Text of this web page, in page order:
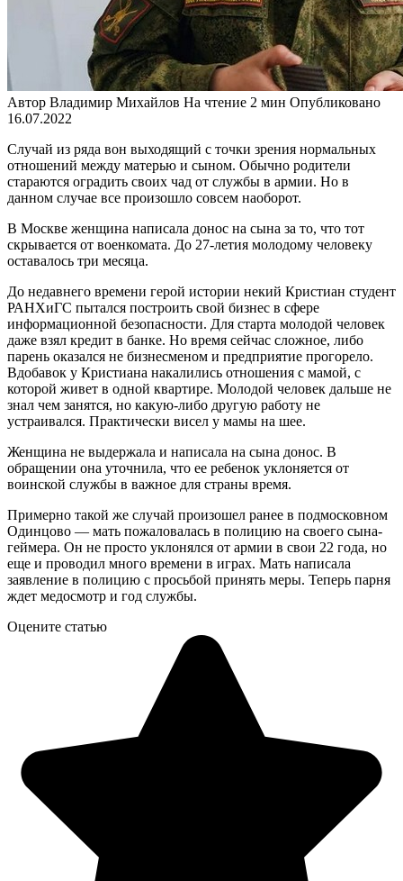
Автор Владимир Михайлов На чтение 2 мин Опубликовано
16.07.2022
Случай из ряда вон выходящий с точки зрения нормальных
отношений между матерью и сыном. Обычно родители
стараются оградить своих чад от службы в армии. Но в
данном случае все произошло совсем наоборот.
В Москве женщина написала донос на сына за то, что тот
скрывается от военкомата. До 27-летия молодому человеку
оставалось три месяца.
До недавнего времени герой истории некий Кристиан студент
РАНХиГС пытался построить свой бизнес в сфере
информационной безопасности. Для старта молодой человек
даже взял кредит в банке. Но время сейчас сложное, либо
парень оказался не бизнесменом и предприятие прогорело.
Вдобавок у Кристиана накалились отношения с мамой, с
которой живет в одной квартире. Молодой человек дальше не
знал чем занятся, но какую-либо другую работу не
устраивался. Практически висел у мамы на шее.
Женщина не выдержала и написала на сына донос. В
обращении она уточнила, что ее ребенок уклоняется от
воинской службы в важное для страны время.
Примерно такой же случай произошел ранее в подмосковном
Одинцово — мать пожаловалась в полицию на своего сына-
геймера. Он не просто уклонялся от армии в свои 22 года, но
еще и проводил много времени в играх. Мать написала
заявление в полицию с просьбой принять меры. Теперь парня
ждет медосмотр и год службы.
Оцените статью